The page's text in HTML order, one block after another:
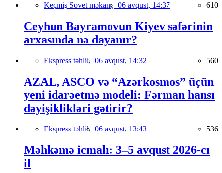
Keçmiş Sovet məkanı, 06 avqust, 14:37 610
Ceyhun Bayramovun Kiyev səfərinin
arxasında nə dayanır?
Ekspress təhlil, 06 avqust, 14:32 560
AZAL, ASCO və “Azərkosmos” üçün
yeni idarəetmə modeli: Fərman hansı
dəyişiklikləri gətirir?
Ekspress təhlil, 06 avqust, 13:43 536
Məhkəmə icmalı: 3–5 avqust 2026-cı
il